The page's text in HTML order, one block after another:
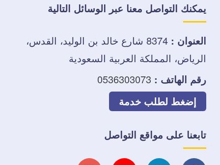
يمكنك التواصل معنا عبر الوسائل التالية
العنوان :
8374 شارع خالد بن الوليد، القدس،
الرياض، المملكة العربية السعودية
رقم الهاتف : 0536303073
إضغط لطلب خدمة
تابعنا على مواقع التواصل